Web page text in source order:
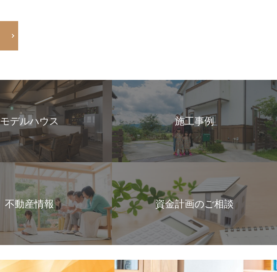
モデルハウス 施工事例
不動産情報 資金計画のご相談